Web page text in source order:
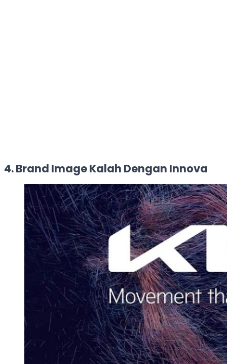
4. Brand Image Kalah Dengan Innova